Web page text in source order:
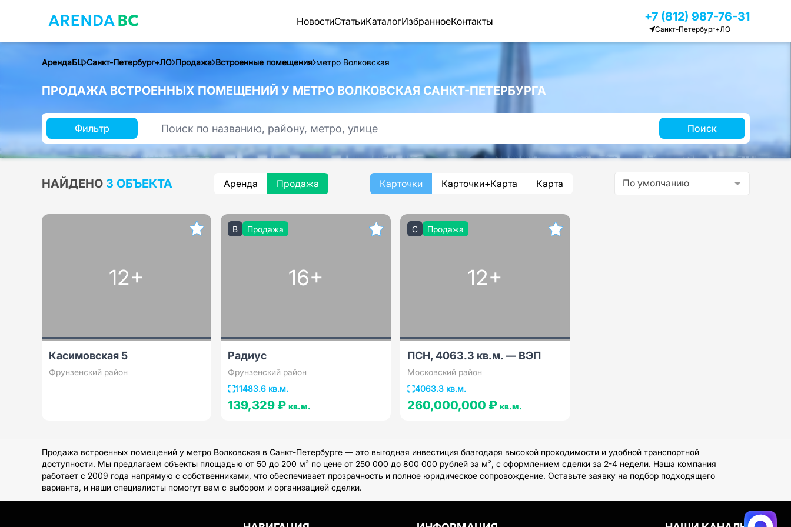
НовостиСтатьиКаталогИзбранноеКонтакты +7 (812) 987-76-31
Санкт-Петербург+ЛО
АрендаБЦ Санкт-Петербург+ЛО Продажа Встроенные помещения метро Волковская
ПРОДАЖА ВСТРОЕННЫХ ПОМЕЩЕНИЙ У МЕТРО ВОЛКОВСКАЯ САНКТ-ПЕТЕРБУРГА
Фильтр Поиск
НАЙДЕНО 3 ОБЪЕКТА Аренда Продажа Карточки Карточки+Карта Карта По умолчанию
12+
Касимовская 5
Фрунзенский район
B Продажа
16+
Радиус
Фрунзенский район
11483.6 кв.м.
139,329 ₽кв.м.
C Продажа
12+
ПСН, 4063.3 кв.м. — ВЭП
Московский район
4063.3 кв.м.
260,000,000 ₽ кв.м.
Продажа встроенных помещений у метро Волковская в Санкт-Петербурге — это выгодная инвестиция благодаря высокой проходимости и удобной транспортной
доступности. Мы предлагаем объекты площадью от 50 до 200 м² по цене от 250 000 до 800 000 рублей за м², с оформлением сделки за 2-4 недели. Наша компания
работает с 2009 года напрямую с собственниками, что обеспечивает прозрачность и полное юридическое сопровождение. Оставьте заявку на подбор подходящего
варианта, и наши специалисты помогут вам с выбором и организацией сделки.